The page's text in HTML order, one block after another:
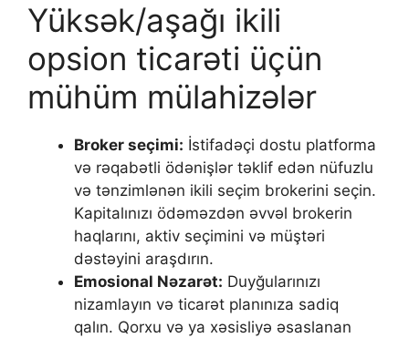
Yüksək/aşağı ikili
opsion ticarəti üçün
mühüm mülahizələr
Broker seçimi: İstifadəçi dostu platforma
və rəqabətli ödənişlər təklif edən nüfuzlu
və tənzimlənən ikili seçim brokerini seçin.
Kapitalınızı ödəməzdən əvvəl brokerin
haqlarını, aktiv seçimini və müştəri
dəstəyini araşdırın.
Emosional Nəzarət: Duyğularınızı
nizamlayın və ticarət planınıza sadiq
qalın. Qorxu və ya xəsisliyə əsaslanan